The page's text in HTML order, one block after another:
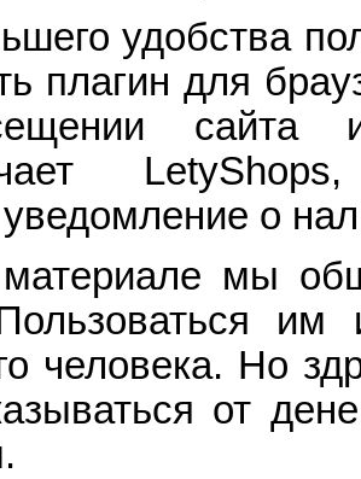
удобства
плагин для
сайта
о
мы
человека. Но
от